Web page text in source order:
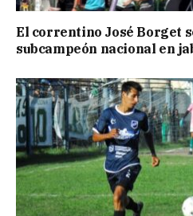
El correntino José Borget
subcampeón nacional en